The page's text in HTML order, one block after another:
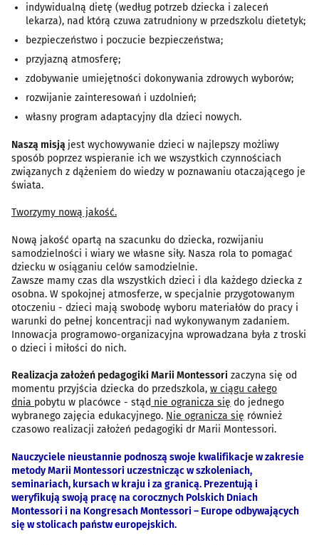
indywidualną dietę (według potrzeb dziecka i zaleceń
lekarza), nad którą czuwa zatrudniony w przedszkolu dietetyk;
bezpieczeństwo i poczucie bezpieczeństwa;
przyjazną atmosferę;
zdobywanie umiejętności dokonywania zdrowych wyborów;
rozwijanie zainteresowań i uzdolnień;
własny program adaptacyjny dla dzieci nowych.
Naszą misją jest wychowywanie dzieci w najlepszy możliwy
sposób poprzez wspieranie ich we wszystkich czynnościach
związanych z dążeniem do wiedzy w poznawaniu otaczającego je
świata.
Tworzymy nową jakość.
Nową jakość opartą na szacunku do dziecka, rozwijaniu
samodzielności i wiary we własne siły. Nasza rola to pomagać
dziecku w osiąganiu celów samodzielnie.
Zawsze mamy czas dla wszystkich dzieci i dla każdego dziecka z
osobna. W spokojnej atmosferze, w specjalnie przygotowanym
otoczeniu - dzieci mają swobodę wyboru materiałów do pracy i
warunki do pełnej koncentracji nad wykonywanym zadaniem.
Innowacja programowo-organizacyjna wprowadzana była z troski
o dzieci i miłości do nich.
Realizacja założeń pedagogiki Marii Montessori zaczyna się od
momentu przyjścia dziecka do przedszkola, w ciągu całego
dnia pobytu w placówce - stąd nie ogranicza się do jednego
wybranego zajęcia edukacyjnego. Nie ogranicza się również
czasowo realizacji założeń pedagogiki dr Marii Montessori.
Nauczyciele nieustannie podnoszą swoje kwalifikacjew zakresie
metody Marii Montessori uczestnicząc w szkoleniach,
seminariach, kursach w kraju i za granicą. Prezentują i
weryfikują swoją pracę na corocznych Polskich Dniach
Montessori i na Kongresach Montessori – Europe odbywających
się w stolicach państw europejskich.